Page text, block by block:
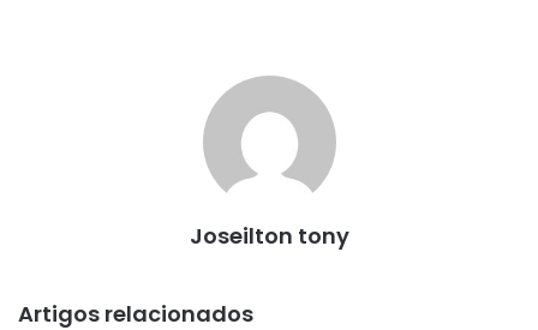
Joseilton tony
Artigos relacionados